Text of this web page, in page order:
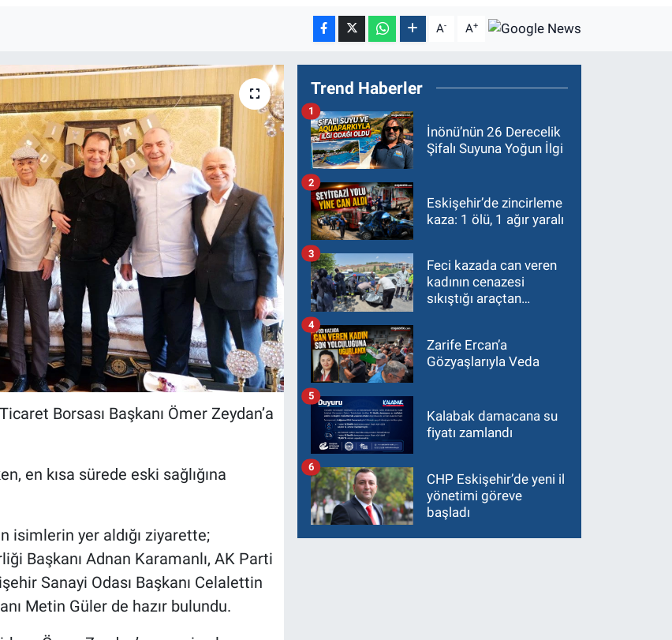
A- A+
Borsası Başkanı Ömer Zeydan’a
en kısa sürede eski sağlığına
isimlerin yer aldığı ziyarette;
Başkanı Adnan Karamanlı, AK Parti
Sanayi Odası Başkanı Celalettin
Metin Güler de hazır bulundu.
Trend Haberler
İnönü’nün 26 Derecelik
Şifalı Suyuna Yoğun İlgi
1
Eskişehir’de zincirleme
kaza: 1 ölü, 1 ağır yaralı
2
Feci kazada can veren
kadının cenazesi
sıkıştığı araçtan
3
Zarife Ercan’a
Gözyaşlarıyla Veda
4
Kalabak damacana su
fiyatı zamlandı
5
CHP Eskişehir’de yeni il
yönetimi göreve
başladı
6